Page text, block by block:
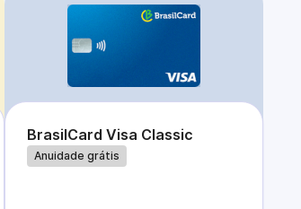
BrasilCard Visa Classic
Anuidade grátis